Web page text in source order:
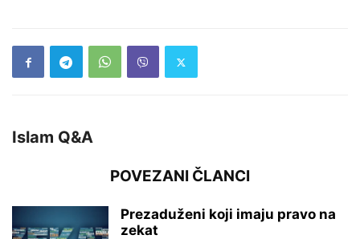
Islam Q&A
POVEZANI ČLANCI
Prezaduženi koji imaju pravo na
zekat